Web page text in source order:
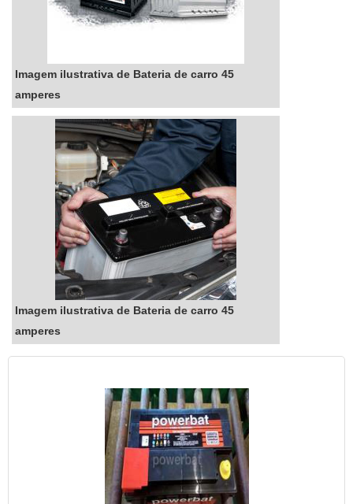
Imagem ilustrativa de Bateria de carro 45
amperes
Imagem ilustrativa de Bateria de carro 45
amperes